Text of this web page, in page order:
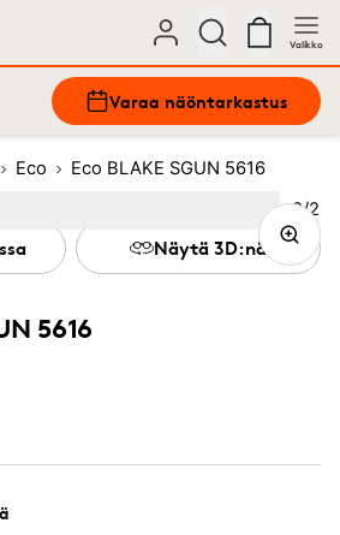
Valikko
Varaa näöntarkastus
Eco Eco BLAKE SGUN 5616
5616
Näytä 3D:nä
Kuva
2/2
(Current image)